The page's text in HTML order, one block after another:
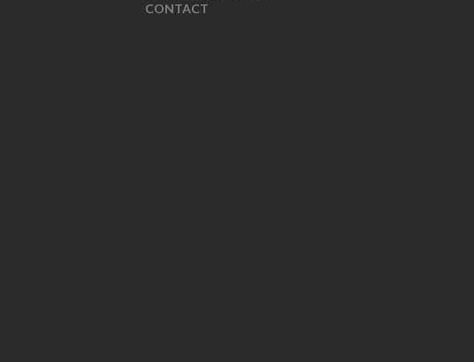
CONTACT